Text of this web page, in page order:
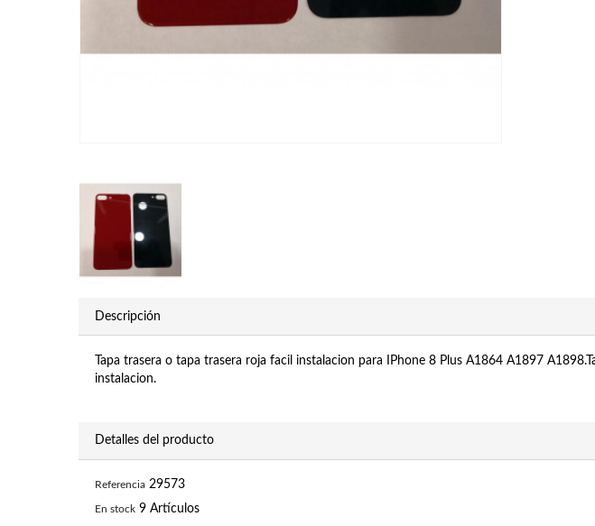
Descripción
Tapa trasera o tapa trasera roja facil instalacion para IPhone 8 Plus A1864 A1897
instalacion.
Detalles del producto
Referencia 29573
En stock 9 Artículos